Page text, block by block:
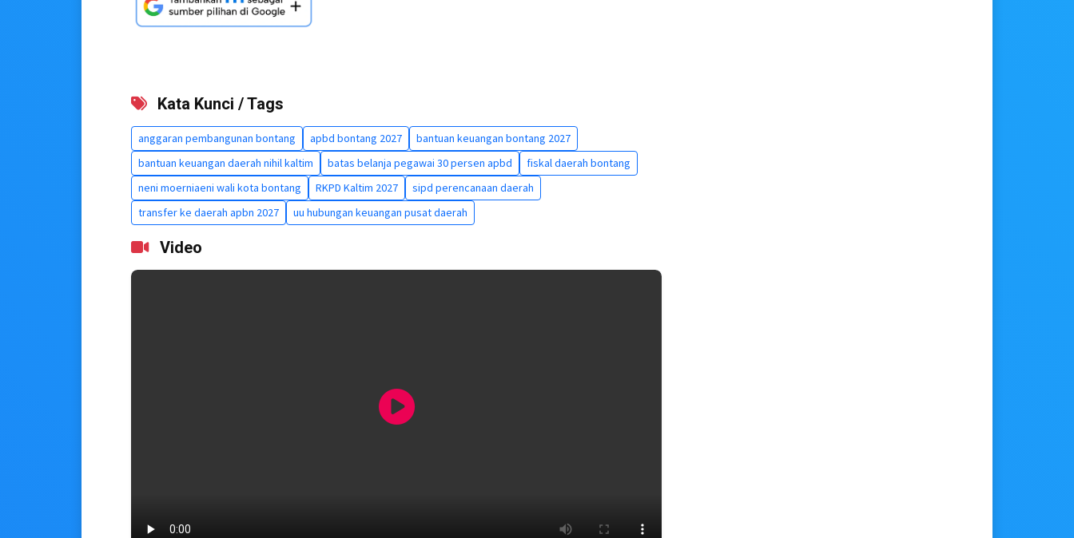
Kata Kunci / Tags
anggaran pembangunan bontang apbd bontang 2027
bantuan keuangan bontang 2027
bantuan keuangan daerah nihil kaltim
batas belanja pegawai 30 persen apbd
fiskal daerah bontang
neni moerniaeni wali kota bontang
RKPD Kaltim 2027
sipd perencanaan daerah
transfer ke daerah apbn 2027
uu hubungan keuangan pusat daerah
Video